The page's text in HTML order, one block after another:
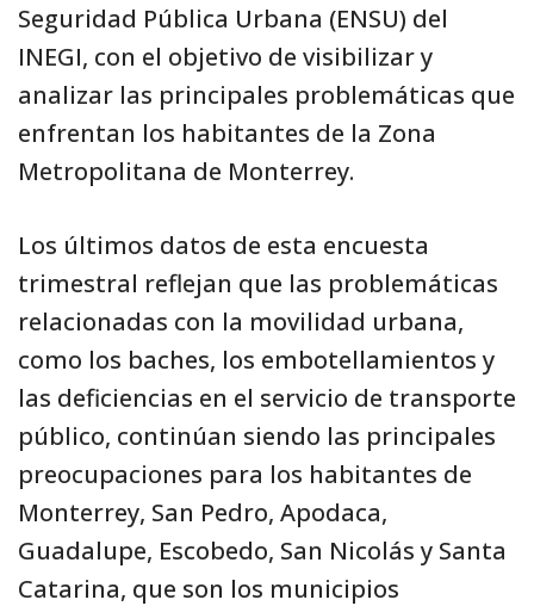
Seguridad Pública Urbana (ENSU) del
INEGI, con el objetivo de visibilizar y
analizar las principales problemáticas que
enfrentan los habitantes de la Zona
Metropolitana de Monterrey.
Los últimos datos de esta encuesta
trimestral reflejan que las problemáticas
relacionadas con la movilidad urbana,
como los baches, los embotellamientos y
las deficiencias en el servicio de transporte
público, continúan siendo las principales
preocupaciones para los habitantes de
Monterrey, San Pedro, Apodaca,
Guadalupe, Escobedo, San Nicolás y Santa
Catarina, que son los municipios